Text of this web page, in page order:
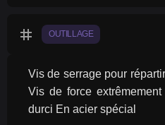
tag OUTILLAGE
Vis de serrage pour
Vis de force
durci En acier spécial